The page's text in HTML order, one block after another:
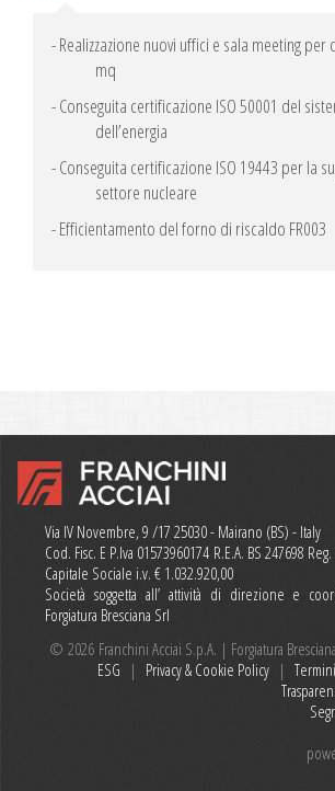
- Realizzazione nuovi uffici e sala meeting per
mq
- Conseguita certificazione ISO 50001 del
dell’energia
- Conseguita certificazione ISO 19443 per la
settore nucleare
- Efficientamento del forno di riscaldo FR003
Via IV Novembre, 9 /17 25030 - Mairano (BS) - Italy
Cod. Fisc. E P.Iva 01573960174 R.E.A. BS 247698
Capitale Sociale i.v. € 1.032.920,00
Società soggetta all’ attività di direzione e
Forgiatura Bresciana Srl
© 2026 Franchini Acciai S.p.A. | Forgiatura
ESG | Privacy & Cookie Policy |